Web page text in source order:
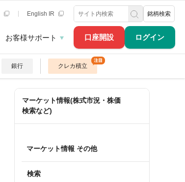
口座開設 ログイン
English IR 銘柄検索
お客様サポート
銀行 クレカ積立
マーケット情報(株式市況・株価
検索など)
マーケット情報 その他
検索